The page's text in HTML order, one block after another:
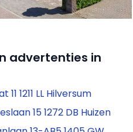
advertenties in
1211 LL Hilversum
15 1272 DB Huizen